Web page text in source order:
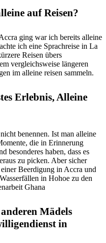
auf Reisen?
ging war ich bereits alleine
ich eine Sprachreise in La
Reisen übers
vergleichsweise längeren
im alleine reisen sammeln.
Erlebnis, Alleine
benennen. Ist man alleine
die in Erinnerung
besonderes haben, dass es
zu picken. Aber sicher
Beerdigung in Accra und
in Hohoe zu den
Mädels
in